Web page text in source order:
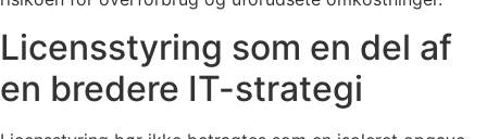
Licensstyring som en del af
en bredere IT-strategi